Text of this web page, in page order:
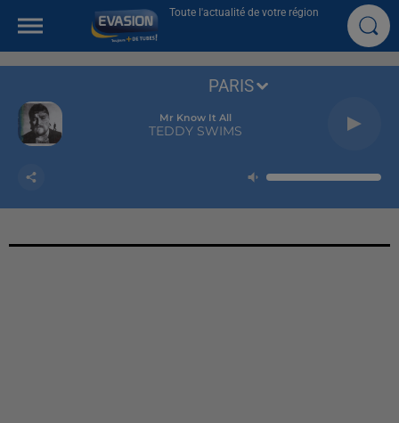
Toute l'actualité de votre région
Mr Know It All
TEDDY SWIMS
PARIS